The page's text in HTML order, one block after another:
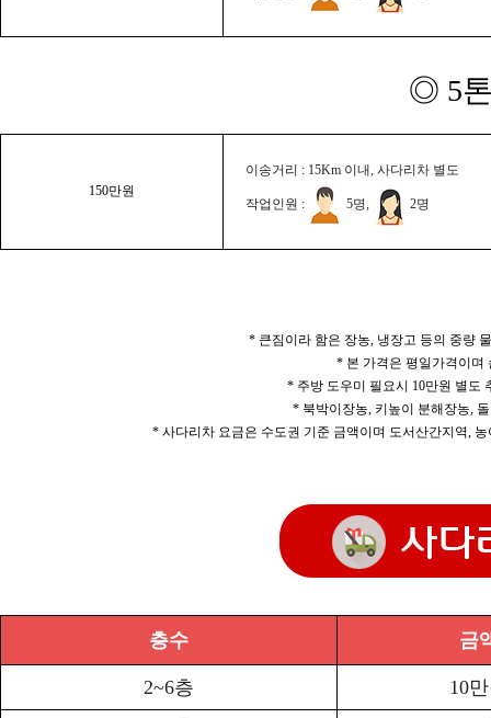
◎ 5
150만원
이송거리 : 15Km 이내, 사다리차 별도
작업인원 : 5명, 2명
* 큰짐이라 함은 장농, 냉장고 등의 중량
* 본 가격은 평일가격이며
* 주방 도우미 필요시 10만원 별도
* 북박이장농, 키높이 분해장농,
* 사다리차 요금은 수도권 기준 금액이며 도서산간지역,
층수 금
2~6층 10